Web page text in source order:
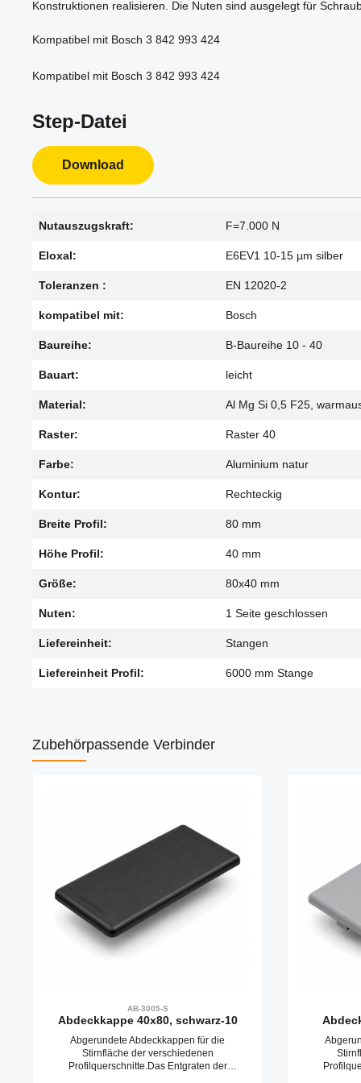
Konstruktionen realisieren. Die Nuten sind ausgelegt für
Kompatibel mit Bosch 3 842 993 424
Kompatibel mit Bosch 3 842 993 424
Step-Datei
Download
Nutauszugskraft: F=7.000 N
Eloxal: E6EV1 10-15 µm silber
Toleranzen : EN 12020-2
kompatibel mit: Bosch
Baureihe: B-Baureihe 10 - 40
Bauart: leicht
Material: Al Mg Si 0,5 F25,
Raster: Raster 40
Farbe: Aluminium natur
Kontur: Rechteckig
Breite Profil: 80 mm
Höhe Profil: 40 mm
Größe: 80x40 mm
Nuten: 1 Seite geschlossen
Liefereinheit: Stangen
Liefereinheit Profil: 6000 mm Stange
Zubehörpassende Verbinder
AB-3005-S
Abdeckkappe 40x80, schwarz-10
Abgerundete Abdeckkappen für die
Stirnfläche der verschiedenen
Profilquerschnitte.Das Entgraten der